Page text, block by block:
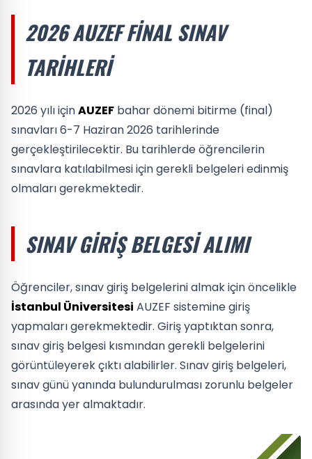
2026 AUZEF FINAL SINAV
TARIHLERI
2026 yılı içinAUZEF bahar dönemi bitirme (final)
sınavları 6-7 Haziran 2026 tarihlerinde
gerçekleştirilecektir. Bu tarihlerde öğrencilerin
sınavlara katılabilmesi için gerekli belgeleri edinmiş
olmaları gerekmektedir.
SINAV GIRIŞ BELGESI ALIMI
Öğrenciler, sınav giriş belgelerini almak için öncelikle
İstanbul Üniversitesi AUZEF sistemine giriş
yapmaları gerekmektedir. Giriş yaptıktan sonra,
sınav giriş belgesi kısmından gerekli belgelerini
görüntüleyerek çıktı alabilirler. Sınav giriş belgeleri,
sınav günü yanında bulundurulması zorunlu belgeler
arasında yer almaktadır.